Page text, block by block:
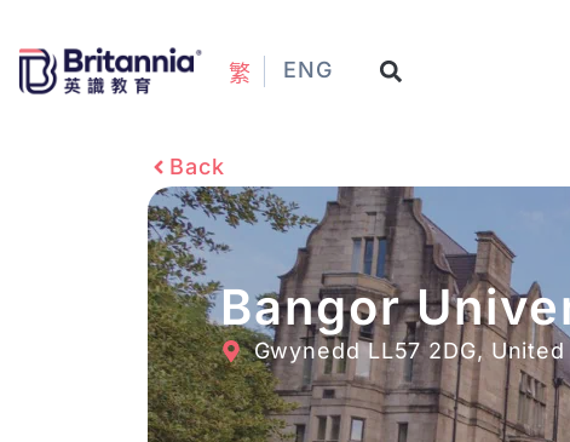
繁 ENG
Back
Bangor
Gwynedd LL57 2DG,